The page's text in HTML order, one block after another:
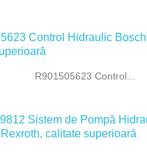
R901505623 Control...